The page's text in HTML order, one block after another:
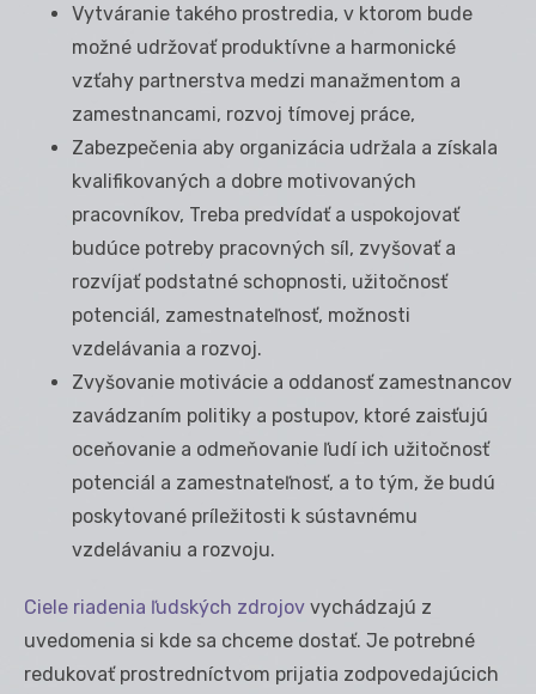
Vytváranie takého prostredia, v ktorom bude
možné udržovať produktívne a harmonické
vzťahy partnerstva medzi manažmentom a
zamestnancami, rozvoj tímovej práce,
Zabezpečenia aby organizácia udržala a získala
kvalifikovaných a dobre motivovaných
pracovníkov, Treba predvídať a uspokojovať
budúce potreby pracovných síl, zvyšovať a
rozvíjať podstatné schopnosti, užitočnosť
potenciál, zamestnateľnosť, možnosti
vzdelávania a rozvoj.
Zvyšovanie motivácie a oddanosť zamestnancov
zavádzaním politiky a postupov, ktoré zaisťujú
oceňovanie a odmeňovanie ľudí ich užitočnosť
potenciál a zamestnateľnosť, a to tým, že budú
poskytované príležitosti k sústavnému
vzdelávaniu a rozvoju.
Ciele riadenia ľudských zdrojov vychádzajú z
uvedomenia si kde sa chceme dostať. Je potrebné
redukovať prostredníctvom prijatia zodpovedajúcich